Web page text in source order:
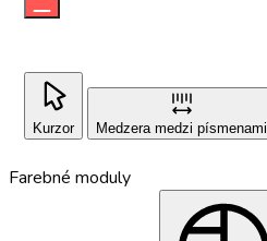
Kurzor Medzera medzi písmenami
Farebné moduly